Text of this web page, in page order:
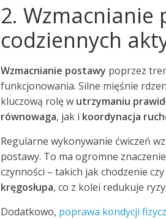
2.
codziennych
Wzmacnianie postawy poprzez
funkcjonowania. Silne mięśnie
kluczową rolę w utrzymaniu
równowaga, jak i koordynacja
Regularne wykonywanie ćwiczeń
postawy. To ma ogromne
czynności – takich jak chodzenie
kręgosłupa, co z kolei redukuje
Dodatkowo, poprawa kondycji